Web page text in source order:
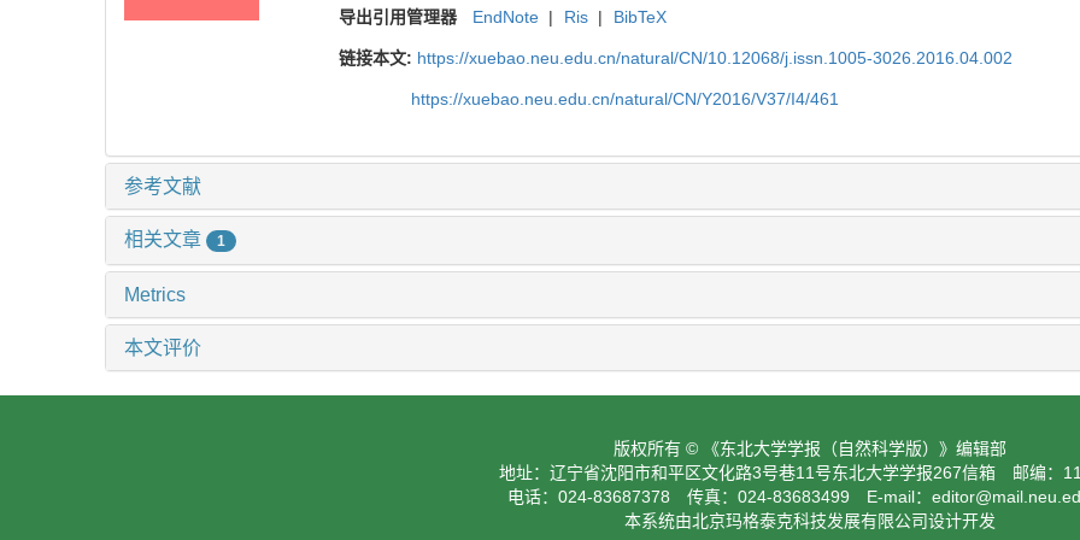
导出引用管理器 EndNote | Ris | BibTeX
链接本文: https://xuebao.neu.edu.cn/natural/CN/10.12068/j.issn.1005-3026.2016.04.002
https://xuebao.neu.edu.cn/natural/CN/Y2016/V37/I4/461
参考文献
相关文章 1
Metrics
本文评价
版权所有 © 《东北大学学报（自然科学版）》编辑部
地址：辽宁省沈阳市和平区文化路3号巷11号东北大学学报267信箱 邮编：
电话：024-83687378 传真：024-83683499 E-mail：
本系统由北京玛格泰克科技发展有限公司设计开发